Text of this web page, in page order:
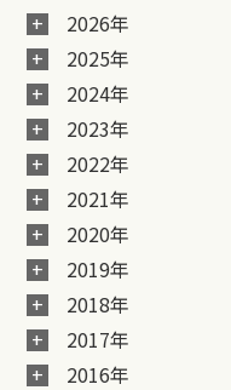
2026年
2025年
2024年
2023年
2022年
2021年
2020年
2019年
2018年
2017年
2016年